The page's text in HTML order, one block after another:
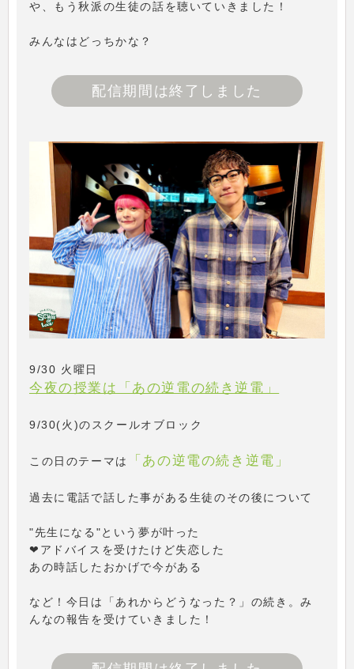
や、もう秋派の生徒の話を聴いていきました！
みんなはどっちかな？
配信期間は終了しました
9/30 火曜日
今夜の授業は「あの逆電の続き逆電」
9/30(火)のスクールオブロック
この日のテーマは 「あの逆電の続き逆電」
過去に電話で話した事がある生徒のその後について
"先生になる"という夢が叶った
❤アドバイスを受けたけど失恋した
あの時話したおかげで今がある
など！今日は「あれからどうなった？」の続き。み
んなの報告を受けていきました！